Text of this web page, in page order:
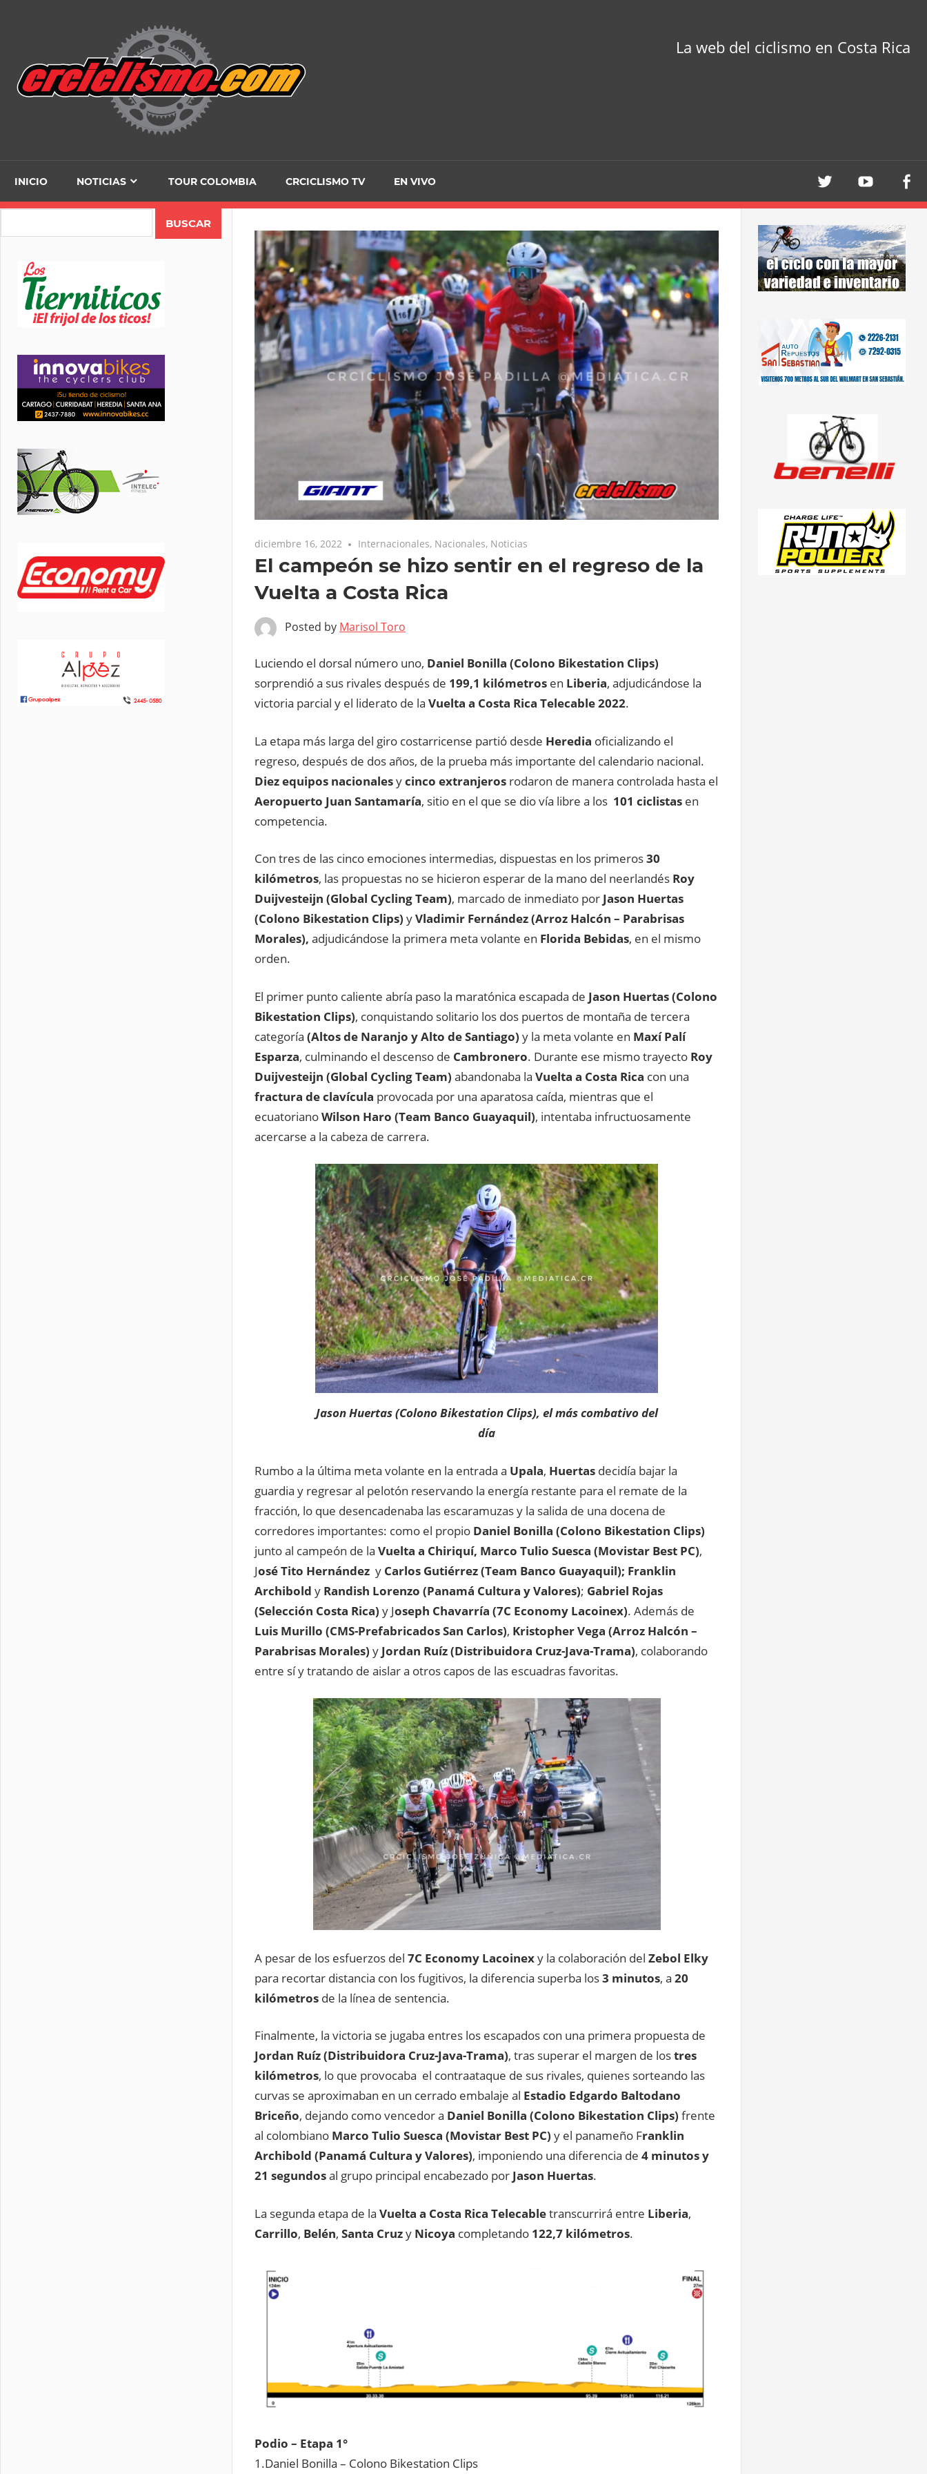
La web del ciclismo en Costa Rica
INICIO NOTICIAS TOUR COLOMBIA CRCICLISMO TV EN VIVO
diciembre 16, 2022 Internacionales, Nacionales, Noticias
El campeón se hizo sentir en el regreso de la
Vuelta a Costa Rica
Posted by Marisol Toro
Luciendo el dorsal número uno, Daniel Bonilla (Colono Bikestation Clips)
sorprendió a sus rivales después de 199,1 kilómetros en Liberia, adjudicándose la
victoria parcial y el liderato de la Vuelta a Costa Rica Telecable 2022.
La etapa más larga del giro costarricense partió desde Heredia oficializando el
regreso, después de dos años, de la prueba más importante del calendario nacional.
Diez equipos nacionalesycinco extranjeros rodaron de manera controlada hasta el
Aeropuerto Juan Santamaría, sitio en el que se dio vía libre a los 101 ciclistas en
competencia.
Con tres de las cinco emociones intermedias, dispuestas en los primeros30
kilómetros, las propuestas no se hicieron esperar de la mano del neerlandés Roy
Duijvesteijn (Global Cycling Team), marcado de inmediato por Jason Huertas
(Colono Bikestation Clips) yVladimir Fernández (Arroz Halcón – Parabrisas
Morales), adjudicándose la primera meta volante en Florida Bebidas, en el mismo
orden.
El primer punto caliente abría paso la maratónica escapada de Jason Huertas (Colono
Bikestation Clips), conquistando solitario los dos puertos de montaña de tercera
categoría (Altos de Naranjo y Alto de Santiago) y la meta volante en Maxí Palí
Esparza, culminando el descenso de Cambronero. Durante ese mismo trayecto Roy
Duijvesteijn (Global Cycling Team) abandonaba la Vuelta a Costa Rica con una
fractura de clavícula provocada por una aparatosa caída, mientras que el
ecuatorianoWilson Haro (Team Banco Guayaquil), intentaba infructuosamente
acercarse a la cabeza de carrera.
Jason Huertas (Colono Bikestation Clips), el más combativo del
día
Rumbo a la última meta volante en la entrada a Upala, Huertas decidía bajar la
guardia y regresar al pelotón reservando la energía restante para el remate de la
fracción, lo que desencadenaba las escaramuzas y la salida de una docena de
corredores importantes: como el propio Daniel Bonilla (Colono Bikestation Clips)
junto al campeón de la Vuelta a Chiriquí, Marco Tulio Suesca (Movistar Best PC),
José Tito Hernández y Carlos Gutiérrez (Team Banco Guayaquil); Franklin
Archibold y Randish Lorenzo (Panamá Cultura y Valores); Gabriel Rojas
(Selección Costa Rica) y Joseph Chavarría (7C Economy Lacoinex). Además de
Luis Murillo (CMS-Prefabricados San Carlos), Kristopher Vega (Arroz Halcón –
Parabrisas Morales) y Jordan Ruíz (Distribuidora Cruz-Java-Trama), colaborando
entre sí y tratando de aislar a otros capos de las escuadras favoritas.
A pesar de los esfuerzos del 7C Economy Lacoinexy la colaboración del Zebol Elky
para recortar distancia con los fugitivos, la diferencia superba los3 minutos, a 20
kilómetros de la línea de sentencia.
Finalmente, la victoria se jugaba entres los escapados con una primera propuesta de
Jordan Ruíz(Distribuidora Cruz-Java-Trama), tras superar el margen de lostres
kilómetros, lo que provocaba el contraataque de sus rivales, quienes sorteando las
curvas se aproximaban en un cerrado embalaje al Estadio Edgardo Baltodano
Briceño, dejando como vencedor a Daniel Bonilla (Colono Bikestation Clips) frente
al colombiano Marco Tulio Suesca (Movistar Best PC) y el panameño Franklin
Archibold (Panamá Cultura y Valores), imponiendo una diferencia de 4 minutos y
21 segundosal grupo principal encabezado por Jason Huertas.
La segunda etapa de la Vuelta a Costa Rica Telecabletranscurrirá entre Liberia,
Carrillo, Belén, Santa Cruzy Nicoya completando 122,7 kilómetros.
Podio – Etapa 1°
1.Daniel Bonilla – Colono Bikestation Clips